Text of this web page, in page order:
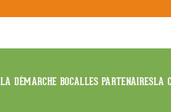
LA DÉMARCHE BOCALLES PARTENAIRESLA